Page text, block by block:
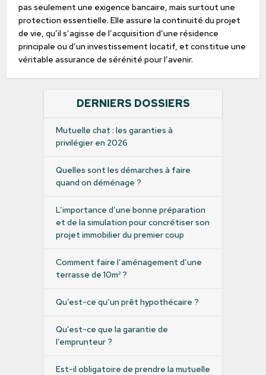
pas seulement une exigence bancaire, mais surtout une
protection essentielle. Elle assure la continuité du projet
de vie, qu’il s’agisse de l’acquisition d’une résidence
principale ou d’un investissement locatif, et constitue une
véritable assurance de sérénité pour l’avenir.
DERNIERS DOSSIERS
Mutuelle chat : les garanties à
privilégier en 2026
Quelles sont les démarches à faire
quand on déménage ?
L’importance d’une bonne préparation
et de la simulation pour concrétiser son
projet immobilier du premier coup
Comment faire l’aménagement d’une
terrasse de 10m² ?
Qu’est-ce qu’un prêt hypothécaire ?
Qu’est-ce que la garantie de
l’emprunteur ?
Est-il obligatoire de prendre la mutuelle